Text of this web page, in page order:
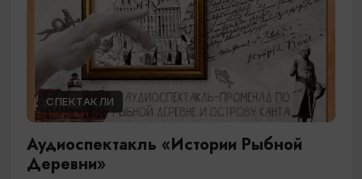
СПЕКТАКЛИ
Аудиоспектакль «Истории Рыбной
Деревни»